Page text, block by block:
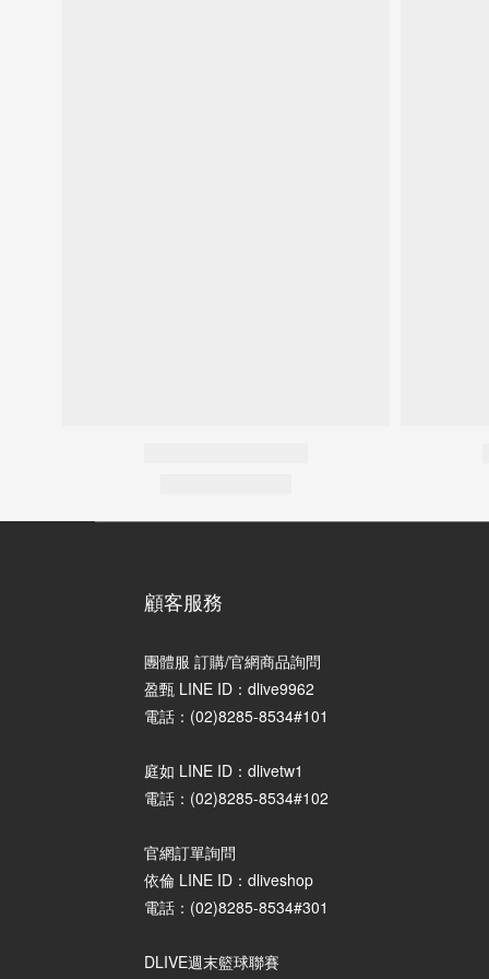
顧客服務
團體服 訂購/官網商品詢問
盈甄 LINE ID：dlive9962
電話：(02)8285-8534#101
庭如 LINE ID：dlivetw1
電話：(02)8285-8534#102
官網訂單詢問
依倫 LINE ID：dliveshop
電話：(02)8285-8534#301
DLIVE週末籃球聯賽